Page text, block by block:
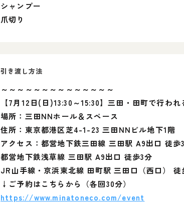
シャンプー
爪切り
引き渡し方法
～～～～～～～～～～～～～～
【7月12日(日)13:30～15:30】三田・田町で行わ
場所：三田NNホール＆スペース
住所：東京都港区芝4-1-23 三田NNビル地下1階
アクセス：都営地下鉄三田線 三田駅 A9出口 徒歩
都営地下鉄浅草線 三田駅 A9出口 徒歩3分
JR山手線・京浜東北線 田町駅 三田口（西口） 徒
↓ご予約はこちらから（各回30分）
https://www.minatoneco.com/event